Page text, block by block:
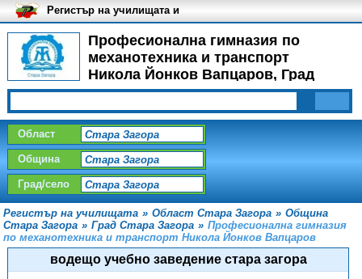
Професионална гимназия по
механотехника и транспорт
Никола Йонков Вапцаров, Град
Стара Загора
Регистър на училищата и
университетите в България
Област
Община
Град/село
Регистър на училищата » Област Стара Загора » Община
Стара Загора » Град Стара Загора » Професионална гимназия
по механотехника и транспорт Никола Йонков Вапцаров
водещо учебно заведение стара загора